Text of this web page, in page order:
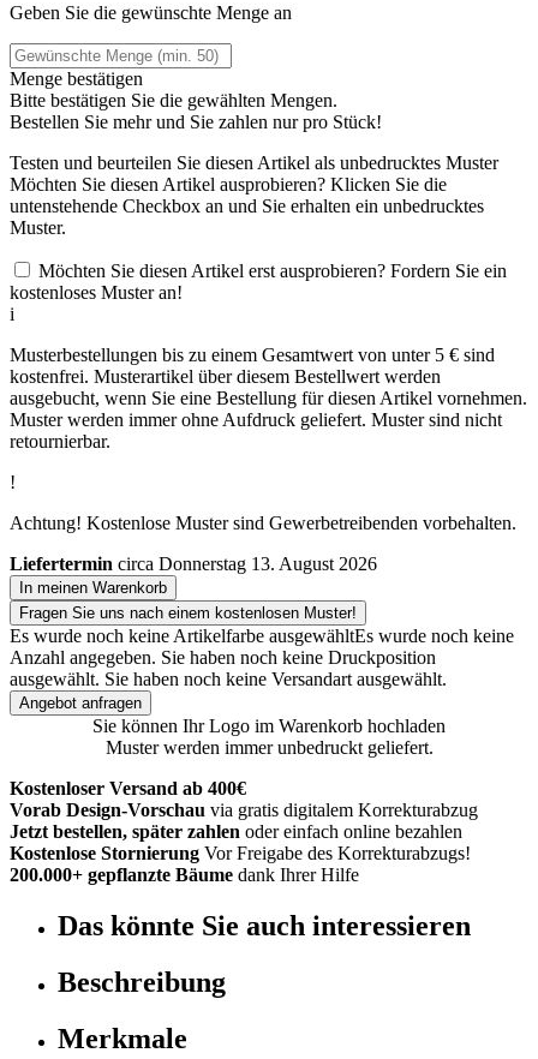
Geben Sie die gewünschte Menge an
Menge bestätigen
Bitte bestätigen Sie die gewählten Mengen.
Bestellen Sie mehr und Sie zahlen nurpro Stück!
Testen und beurteilen Sie diesen Artikel als unbedrucktes Muster
Möchten Sie diesen Artikel ausprobieren? Klicken Sie die
untenstehende Checkbox an und Sie erhalten ein unbedrucktes
Muster.
Möchten Sie diesen Artikel erst ausprobieren? Fordern Sie ein
kostenloses Muster an!
i
Musterbestellungen bis zu einem Gesamtwert von unter 5 € sind
kostenfrei. Musterartikel über diesem Bestellwert werden
ausgebucht, wenn Sie eine Bestellung für diesen Artikel vornehmen.
Muster werden immer ohne Aufdruck geliefert. Muster sind nicht
retournierbar.
!
Achtung! Kostenlose Muster sind Gewerbetreibenden vorbehalten.
Liefertermin circa Donnerstag 13. August 2026
In meinen Warenkorb
Fragen Sie uns nach einem kostenlosen Muster!
Es wurde noch keine Artikelfarbe ausgewähltEs wurde noch keine
Anzahl angegeben. Sie haben noch keine Druckposition
ausgewählt. Sie haben noch keine Versandart ausgewählt.
Angebot anfragen
Sie können Ihr Logo im Warenkorb hochladen
Muster werden immer unbedruckt geliefert.
Kostenloser Versand ab 400€
Vorab Design-Vorschau via gratis digitalem Korrekturabzug
Jetzt bestellen, später zahlen oder einfach online bezahlen
Kostenlose Stornierung Vor Freigabe des Korrekturabzugs!
200.000+ gepflanzte Bäume dank Ihrer Hilfe
Das könnte Sie auch interessieren
Beschreibung
Merkmale